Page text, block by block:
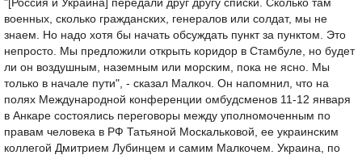
"[Россия и Украина] передали друг другу списки. Сколько там
военных, сколько гражданских, генералов или солдат, мы не
знаем. Но надо хотя бы начать обсуждать пункт за пунктом. Это
непросто. Мы предложили открыть коридор в Стамбуле, но будет
ли он воздушным, наземным или морским, пока не ясно. Мы
только в начале пути", - сказал Малкоч. Он напомнил, что на
полях Международной конференции омбудсменов 11-12 января
в Анкаре состоялись переговоры между уполномоченным по
правам человека в РФ Татьяной Москальковой, ее украинским
коллегой Дмитрием Лубинцем и самим Малкочем. Украина, по